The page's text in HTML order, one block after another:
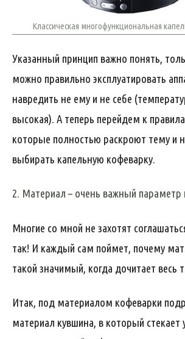
Классическая многофункциональная
Указанный принцип важно понять,
можно правильно эксплуатировать
навредить не ему и не себе
высокая). А теперь перейдем к
которые полностью раскроют тему и
выбирать капельную кофеварку.
2. Материал – очень важный параметр
Многие со мной не захотят
так! И каждый сам поймет, почему
такой значимый, когда дочитает весь
Итак, под материалом кофеварки
материал кувшина, в который стекает